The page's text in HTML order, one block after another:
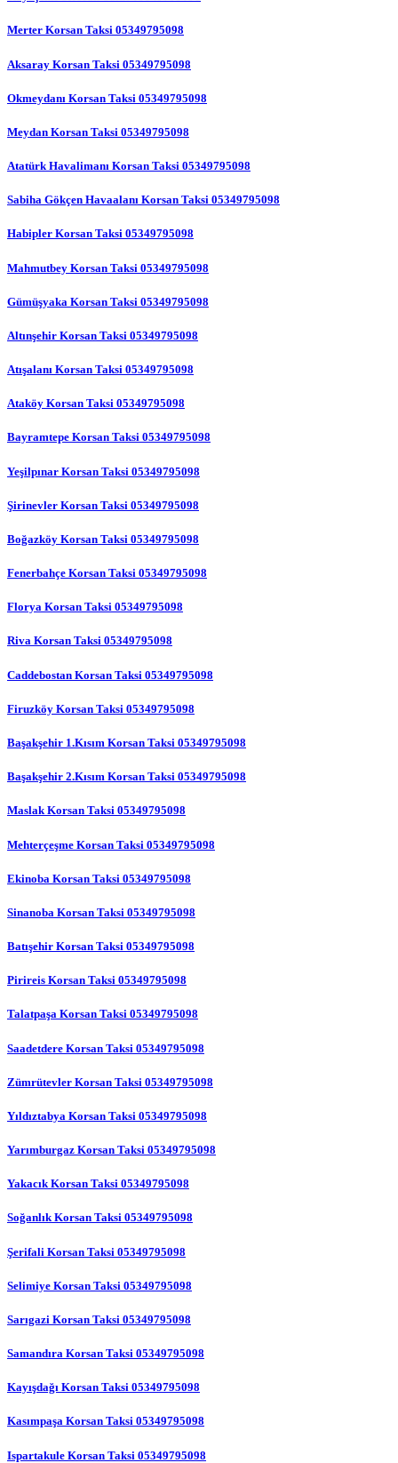
Merter Korsan Taksi 05349795098
Aksaray Korsan Taksi 05349795098
Okmeydanı Korsan Taksi 05349795098
Meydan Korsan Taksi 05349795098
Atatürk Havalimanı Korsan Taksi 05349795098
Sabiha Gökçen Havaalanı Korsan Taksi 05349795098
Habipler Korsan Taksi 05349795098
Mahmutbey Korsan Taksi 05349795098
Gümüşyaka Korsan Taksi 05349795098
Altınşehir Korsan Taksi 05349795098
Atışalanı Korsan Taksi 05349795098
Ataköy Korsan Taksi 05349795098
Bayramtepe Korsan Taksi 05349795098
Yeşilpınar Korsan Taksi 05349795098
Şirinevler Korsan Taksi 05349795098
Boğazköy Korsan Taksi 05349795098
Fenerbahçe Korsan Taksi 05349795098
Florya Korsan Taksi 05349795098
Riva Korsan Taksi 05349795098
Caddebostan Korsan Taksi 05349795098
Firuzköy Korsan Taksi 05349795098
Başakşehir 1.Kısım Korsan Taksi 05349795098
Başakşehir 2.Kısım Korsan Taksi 05349795098
Maslak Korsan Taksi 05349795098
Mehterçeşme Korsan Taksi 05349795098
Ekinoba Korsan Taksi 05349795098
Sinanoba Korsan Taksi 05349795098
Batışehir Korsan Taksi 05349795098
Pirireis Korsan Taksi 05349795098
Talatpaşa Korsan Taksi 05349795098
Saadetdere Korsan Taksi 05349795098
Zümrütevler Korsan Taksi 05349795098
Yıldıztabya Korsan Taksi 05349795098
Yarımburgaz Korsan Taksi 05349795098
Yakacık Korsan Taksi 05349795098
Soğanlık Korsan Taksi 05349795098
Şerifali Korsan Taksi 05349795098
Selimiye Korsan Taksi 05349795098
Sarıgazi Korsan Taksi 05349795098
Samandıra Korsan Taksi 05349795098
Kayışdağı Korsan Taksi 05349795098
Kasımpaşa Korsan Taksi 05349795098
Ispartakule Korsan Taksi 05349795098